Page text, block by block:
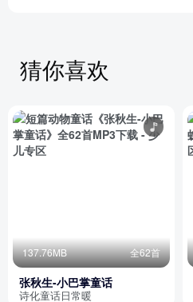
猜你喜欢
137.76MB 全62首
张秋生-小巴掌童话
诗化童话日常暖